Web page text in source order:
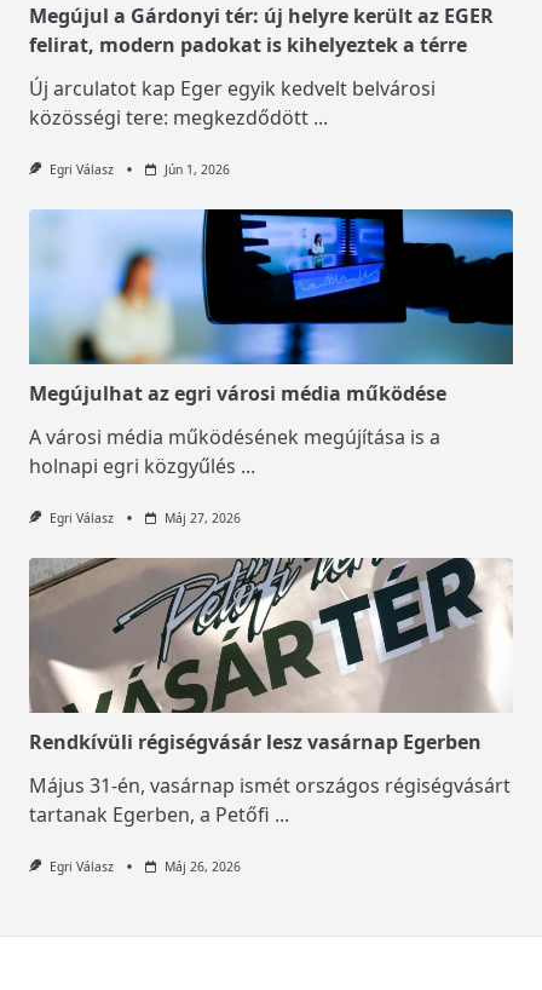
Megújul a Gárdonyi tér: új helyre került az EGER
felirat, modern padokat is kihelyeztek a térre
Új arculatot kap Eger egyik kedvelt belvárosi
közösségi tere: megkezdődött ...
Egri Válasz Jún 1, 2026
Megújulhat az egri városi média működése
A városi média működésének megújítása is a
holnapi egri közgyűlés ...
Egri Válasz Máj 27, 2026
Rendkívüli régiségvásár lesz vasárnap Egerben
Május 31-én, vasárnap ismét országos régiségvásárt
tartanak Egerben, a Petőfi ...
Egri Válasz Máj 26, 2026